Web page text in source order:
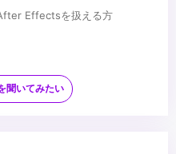
Effectsを扱える方
などの制作経験
聞いてみたい